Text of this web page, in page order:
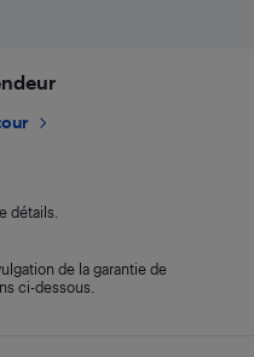
détails.
de la garantie de
ci-dessous.